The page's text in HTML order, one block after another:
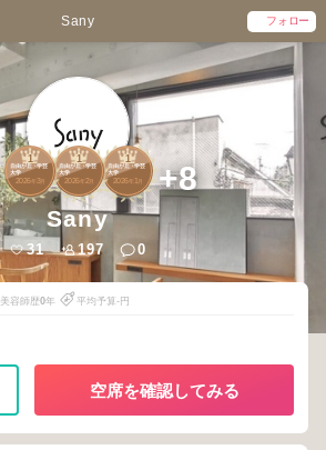
Sany フォロー
1
自由が丘・学芸
大学
2026年 3月
1
自由が丘・学芸
大学
2026年 2月
1
自由が丘・学芸
大学
2026年 1 月 +8
Sany
31 197 0
美容師歴0年 平均予算-円
空席を確認してみる